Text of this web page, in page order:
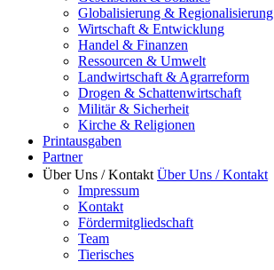
Globalisierung & Regionalisierung
Wirtschaft & Entwicklung
Handel & Finanzen
Ressourcen & Umwelt
Landwirtschaft & Agrarreform
Drogen & Schattenwirtschaft
Militär & Sicherheit
Kirche & Religionen
Printausgaben
Partner
Über Uns / Kontakt Über Uns / Kontakt
Impressum
Kontakt
Fördermitgliedschaft
Team
Tierisches